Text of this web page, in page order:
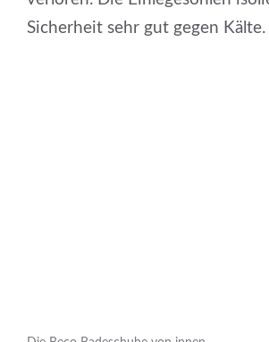
Sicherheit sehr gut gegen Kälte.